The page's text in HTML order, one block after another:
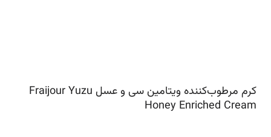
کرم مرطوب‌کننده ویتامین سی و عسل Fraijour Yuzu
Honey Enriched Cream